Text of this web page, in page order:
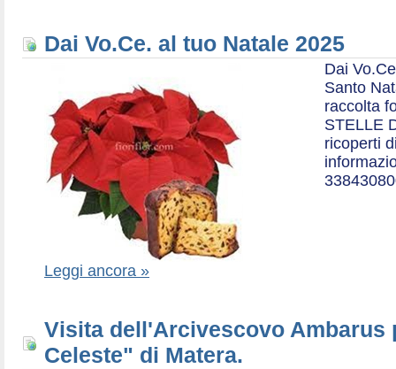
Dai Vo.Ce. al tuo Natale 2025
Dai
Santo
raccolta
STELLE
ricoperti
Leggi ancora »
Visita dell'Arcivescovo Ambarus
Celeste" di Matera.